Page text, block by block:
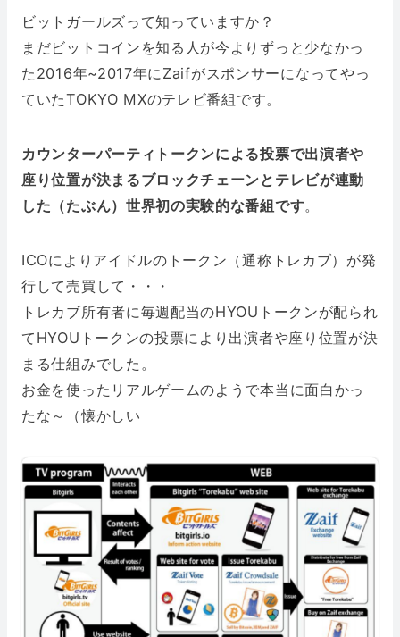
ビットガールズって知っていますか？
まだビットコインを知る人が今よりずっと少なかっ
た2016年~2017年にZaifがスポンサーになってやっ
ていたTOKYO MXのテレビ番組です。
カウンターパーティトークンによる投票で出演者や
座り位置が決まるブロックチェーンとテレビが連動
した（たぶん）世界初の実験的な番組です。
ICOによりアイドルのトークン（通称トレカブ）が発
行して売買して・・・
トレカブ所有者に毎週配当のHYOUトークンが配られ
てHYOUトークンの投票により出演者や座り位置が決
まる仕組みでした。
お金を使ったリアルゲームのようで本当に面白かっ
たな～（懐かしい